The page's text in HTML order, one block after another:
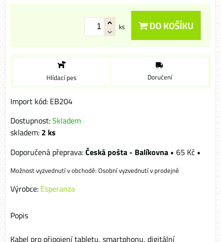
ks DO KOŠÍKU
Hlídací pes Doručení
Import kód: EB204
Dostupnost:Skladem
skladem: 2 ks
Česká pošta - Balíkovna • 65 Kč •
Osobní vyzvednutí v prodejně
Výrobce: Esperanza
Popis
Kabel pro připojení tabletu, smartphonu, digitální